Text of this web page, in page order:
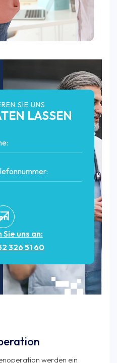
SIE UNS
LASSEN
Sie uns an:
326 51 60
werden ein